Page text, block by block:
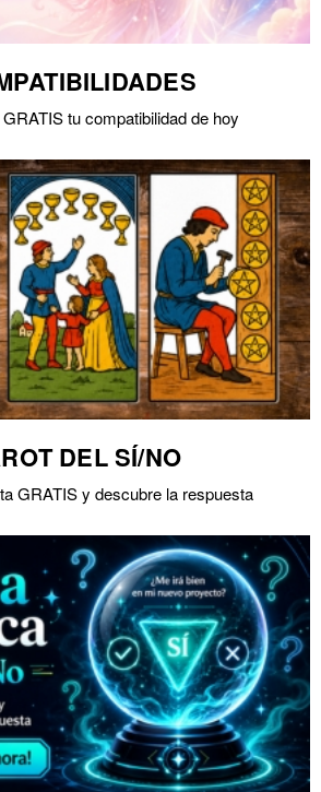
tu compatibilidad de hoy
DEL SÍ/NO
GRATIS y descubre la respuesta